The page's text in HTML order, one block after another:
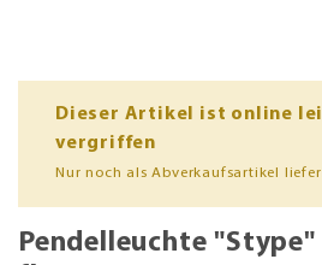
Dieser Artikel ist online
vergriffen
Nur noch als Abverkaufsartikel
Pendelleuchte